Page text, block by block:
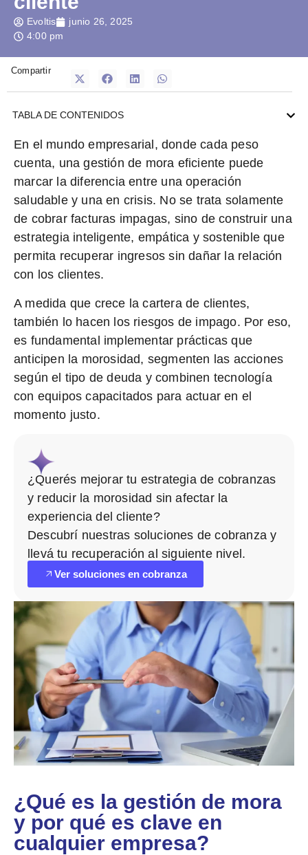
Evoltis
junio 26, 2025
4:00 pm
Compartir
TABLA DE CONTENIDOS
En el mundo empresarial, donde cada peso
cuenta, una gestión de mora eficiente puede
marcar la diferencia entre una operación
saludable y una en crisis. No se trata solamente
de cobrar facturas impagas, sino deconstruir una
estrategia inteligente, empática y sostenible que
permita recuperar ingresos sin dañar la relación
con los clientes.
A medida que crece la cartera de clientes,
también lo hacen los riesgos de impago. Por eso,
es fundamental implementar prácticas que
anticipen la morosidad, segmenten las acciones
según el tipo de deuda y combinen tecnología
con equipos capacitados para actuar en el
momento justo.
¿Querés mejorar tu estrategia de cobranzas
y reducir la morosidad sin afectar la
experiencia del cliente?
Descubrí nuestras soluciones de cobranza y
llevá tu recuperación al siguiente nivel.
Ver soluciones en cobranza
¿Qué es la gestión de mora
y por qué es clave en
cualquier empresa?